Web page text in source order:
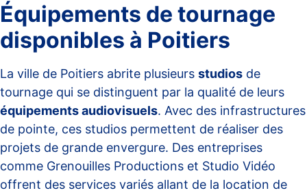
Équipements de tournage
disponibles à Poitiers
La ville de Poitiers abrite plusieurs studios de
tournage qui se distinguent par la qualité de leurs
équipements audiovisuels. Avec des infrastructures
de pointe, ces studios permettent de réaliser des
projets de grande envergure. Des entreprises
comme Grenouilles Productions et Studio Vidéo
offrent des services variés allant de la location de